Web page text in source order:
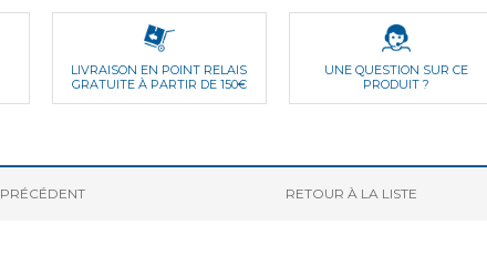
LIVRAISON EN POINT RELAIS
GRATUITE À PARTIR DE 150€
UNE QUESTION SUR CE
PRODUIT ?
PRÉCÉDENT RETOUR À LA LISTE